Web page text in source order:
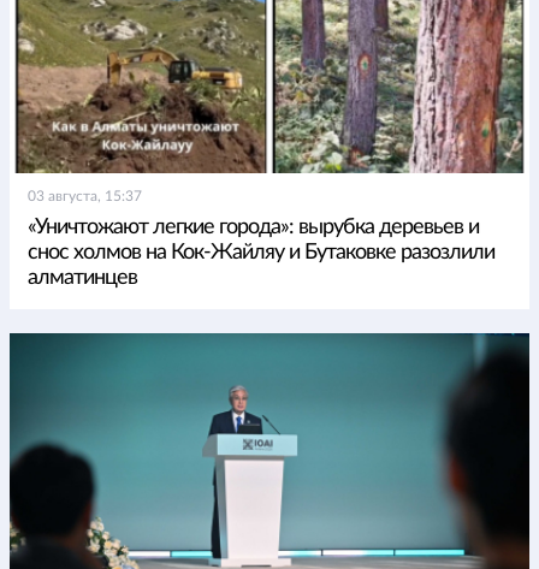
03 августа, 15:37
«Уничтожают легкие города»: вырубка деревьев и
снос холмов на Кок-Жайляу и Бутаковке разозлили
алматинцев